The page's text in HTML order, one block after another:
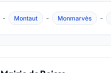
- Montaut - Monmarvès -